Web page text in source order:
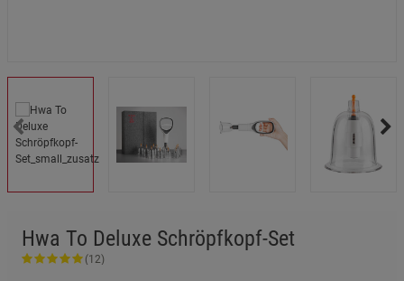
Hwa To Deluxe Schröpfkopf-Set
(12)